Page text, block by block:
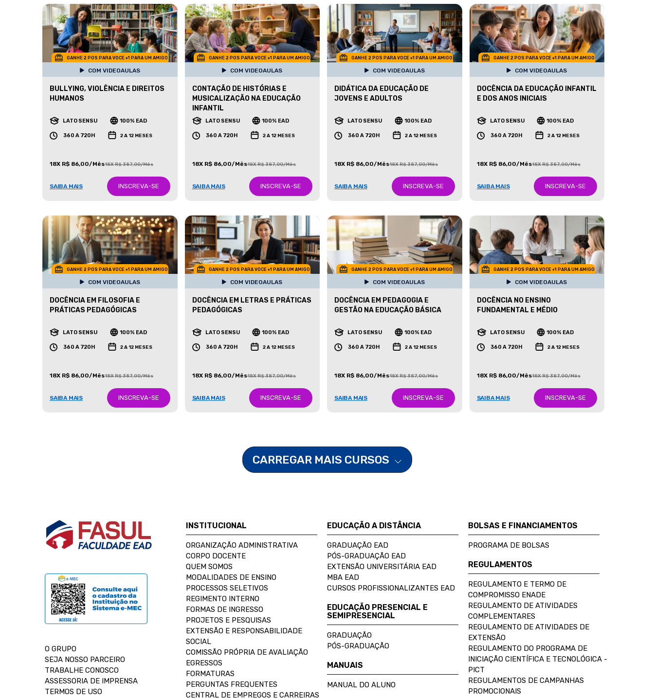
GANHE 2 POS PARA VOCE +1 PARA UM AMIGO
COM VIDEOAULAS
BULLYING, VIOLÊNCIA E DIREITOS
HUMANOS
LATO SENSU 100% EAD
360 A 720H 2 A 12 MESES
18X R$ 86,00/Mês18X R$ 387,00/Mês
SAIBA MAIS INSCREVA-SE
GANHE 2 POS PARA VOCE +1 PARA UM AMIGO
COM VIDEOAULAS
CONTAÇÃO DE HISTÓRIAS E
MUSICALIZAÇÃO NA EDUCAÇÃO
INFANTIL
LATO SENSU 100% EAD
360 A 720H 2 A 12 MESES
18X R$ 86,00/Mês18X R$ 387,00/Mês
SAIBA MAIS INSCREVA-SE
GANHE 2 POS PARA VOCE +1 PARA UM AMIGO
COM VIDEOAULAS
DIDÁTICA DA EDUCAÇÃO DE
JOVENS E ADULTOS
LATO SENSU 100% EAD
360 A 720H 2 A 12 MESES
18X R$ 86,00/Mês18X R$ 387,00/Mês
SAIBA MAIS INSCREVA-SE
GANHE 2 POS PARA VOCE +1 PARA UM AMIGO
COM VIDEOAULAS
DOCÊNCIA DA EDUCAÇÃO INFANTIL
E DOS ANOS INICIAIS
LATO SENSU 100% EAD
360 A 720H 2 A 12 MESES
18X R$ 86,00/Mês18X R$ 387,00/Mês
SAIBA MAIS INSCREVA-SE
GANHE 2 POS PARA VOCE +1 PARA UM AMIGO
COM VIDEOAULAS
DOCÊNCIA EM FILOSOFIA E
PRÁTICAS PEDAGÓGICAS
LATO SENSU 100% EAD
360 A 720H 2 A 12 MESES
18X R$ 86,00/Mês18X R$ 387,00/Mês
SAIBA MAIS INSCREVA-SE
GANHE 2 POS PARA VOCE +1 PARA UM AMIGO
COM VIDEOAULAS
DOCÊNCIA EM LETRAS E PRÁTICAS
PEDAGÓGICAS
LATO SENSU 100% EAD
360 A 720H 2 A 12 MESES
18X R$ 86,00/Mês18X R$ 387,00/Mês
SAIBA MAIS INSCREVA-SE
GANHE 2 POS PARA VOCE +1 PARA UM AMIGO
COM VIDEOAULAS
DOCÊNCIA EM PEDAGOGIA E
GESTÃO NA EDUCAÇÃO BÁSICA
LATO SENSU 100% EAD
360 A 720H 2 A 12 MESES
18X R$ 86,00/Mês18X R$ 387,00/Mês
SAIBA MAIS INSCREVA-SE
GANHE 2 POS PARA VOCE +1 PARA UM AMIGO
COM VIDEOAULAS
DOCÊNCIA NO ENSINO
FUNDAMENTAL E MÉDIO
LATO SENSU 100% EAD
360 A 720H 2 A 12 MESES
18X R$ 86,00/Mês18X R$ 387,00/Mês
SAIBA MAIS INSCREVA-SE
CARREGAR MAIS CURSOS
O GRUPO
SEJA NOSSO PARCEIRO
TRABALHE CONOSCO
ASSESSORIA DE IMPRENSA
TERMOS DE USO
INSTITUCIONAL
ORGANIZAÇÃO ADMINISTRATIVA
CORPO DOCENTE
QUEM SOMOS
MODALIDADES DE ENSINO
PROCESSOS SELETIVOS
REGIMENTO INTERNO
FORMAS DE INGRESSO
PROJETOS E PESQUISAS
EXTENSÃO E RESPONSABILIDADE
SOCIAL
COMISSÃO PRÓPRIA DE AVALIAÇÃO
EGRESSOS
FORMATURAS
PERGUNTAS FREQUENTES
CENTRAL DE EMPREGOS E CARREIRAS
EDUCAÇÃO A DISTÂNCIA
GRADUAÇÃO EAD
PÓS-GRADUAÇÃO EAD
EXTENSÃO UNIVERSITÁRIA EAD
MBA EAD
CURSOS PROFISSIONALIZANTES EAD
EDUCAÇÃO PRESENCIAL E
SEMIPRESENCIAL
GRADUAÇÃO
PÓS-GRADUAÇÃO
MANUAIS
MANUAL DO ALUNO
BOLSAS E FINANCIAMENTOS
PROGRAMA DE BOLSAS
REGULAMENTOS
REGULAMENTO E TERMO DE
COMPROMISSO ENADE
REGULAMENTO DE ATIVIDADES
COMPLEMENTARES
REGULAMENTO DE ATIVIDADES DE
EXTENSÃO
REGULAMENTO DO PROGRAMA DE
INICIAÇÃO CIENTÍFICA E TECNOLÓGICA -
PICT
REGULAMENTOS DE CAMPANHAS
PROMOCIONAIS